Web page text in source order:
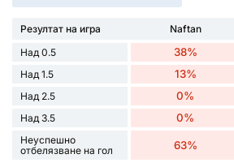
Резултат на игра Naftan
Над 0.5
38%
Над 1.5 13%
Над 2.5 0%
Над 3.5 0%
Неуспешно
отбелязване на гол
63%